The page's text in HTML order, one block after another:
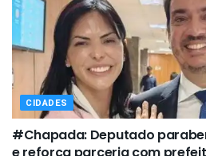
CIDADES
#Chapada: Deputado